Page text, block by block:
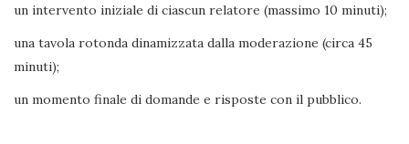
un intervento iniziale di ciascun relatore (massimo 10 minuti);
una tavola rotonda dinamizzata dalla moderazione (circa 45
minuti);
un momento finale di domande e risposte con il pubblico.